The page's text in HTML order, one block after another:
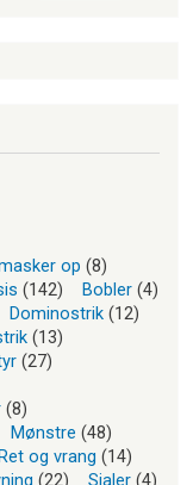
op (8)
(142) Bobler (4)
Dominostrik (12)
(13)
(27)
(8)
Mønstre (48)
og vrang (14)
(22) Sjaler (4)